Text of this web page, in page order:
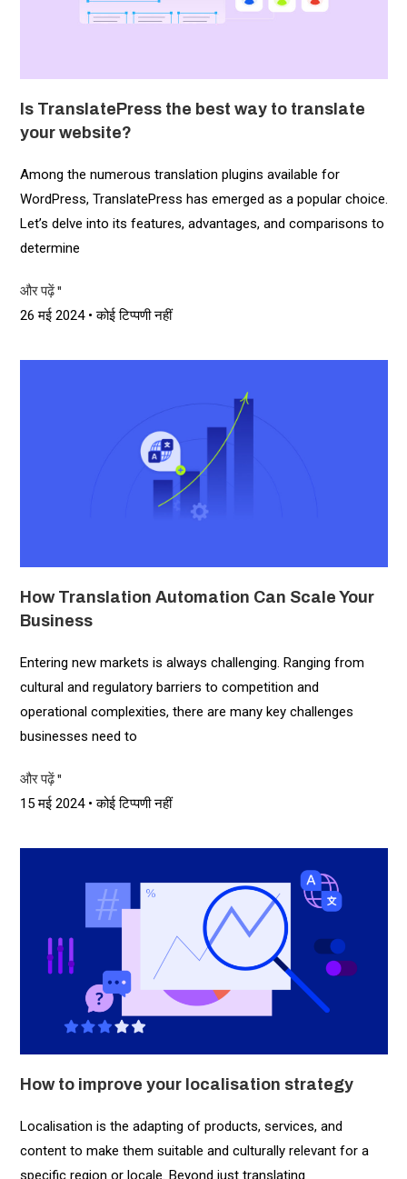
Is TranslatePress the best way to translate
your website?
Among the numerous translation plugins available for
WordPress, TranslatePress has emerged as a popular choice.
Let’s delve into its features, advantages, and comparisons to
determine
और पढ़ें "
26 मई 2024 कोई टिप्पणी नहीं
How Translation Automation Can Scale Your
Business
Entering new markets is always challenging. Ranging from
cultural and regulatory barriers to competition and
operational complexities, there are many key challenges
businesses need to
और पढ़ें "
15 मई 2024 कोई टिप्पणी नहीं
How to improve your localisation strategy
Localisation is the adapting of products, services, and
content to make them suitable and culturally relevant for a
specific region or locale. Beyond just translating